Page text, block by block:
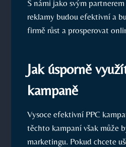
S námi jako svým
reklamy budou efektivní a
firmě růst a prosperovat
Jak úsporně
kampaně
Vysoce efektivní PPC
těchto kampaní však může
marketingu. Pokud chcete